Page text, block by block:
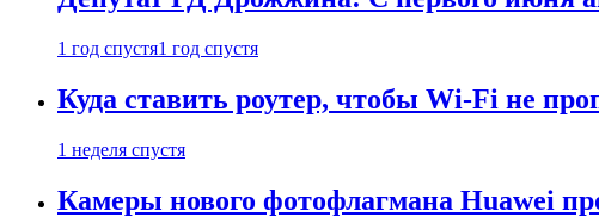
1 год спустя1 год спустя
Куда ставить роутер, чтобы Wi-Fi не
1 неделя спустя
Камеры нового фотофлагмана Huawei